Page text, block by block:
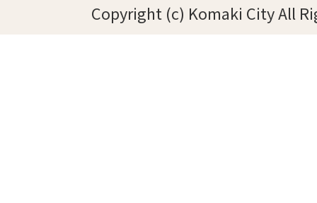
Copyright (c) Komaki City All